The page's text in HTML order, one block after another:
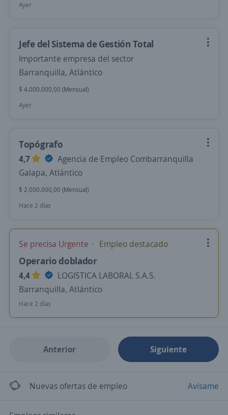
Ayer
Jefe del Sistema de Gestión Total
Importante empresa del sector
Barranquilla, Atlántico
$ 4.000.000,00 (Mensual)
Ayer
Topógrafo
4,7
Agencia de Empleo Combarranquilla
Galapa, Atlántico
$ 2.000.000,00 (Mensual)
Hace 2 días
Se precisa Urgente Empleo destacado
Operario doblador
4,4
LOGISTICA LABORAL S.A.S.
Barranquilla, Atlántico
Hace 2 días
Anterior Siguiente
Nuevas ofertas de empleo Avísame